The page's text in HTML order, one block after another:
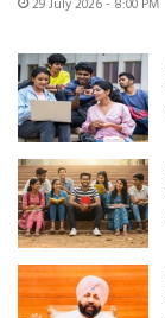
29 July 2026 - 8:00 PM